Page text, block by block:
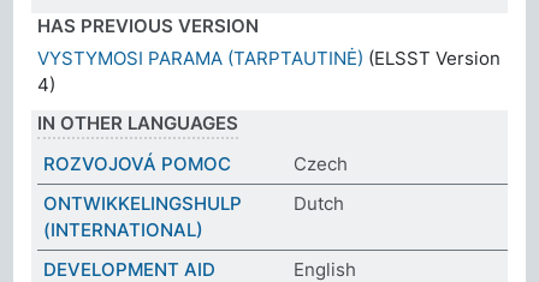
HAS PREVIOUS VERSION
VYSTYMOSI PARAMA (TARPTAUTINĖ) (ELSST Version
4)
IN OTHER LANGUAGES
ROZVOJOVÁ POMOC
Czech
ONTWIKKELINGSHULP
(INTERNATIONAL)
Dutch
DEVELOPMENT AID
English